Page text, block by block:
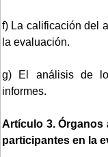
f) La calificación del
la evaluación.
g) El análisis de
informes.
Artículo 3. Órganos
participantes en la